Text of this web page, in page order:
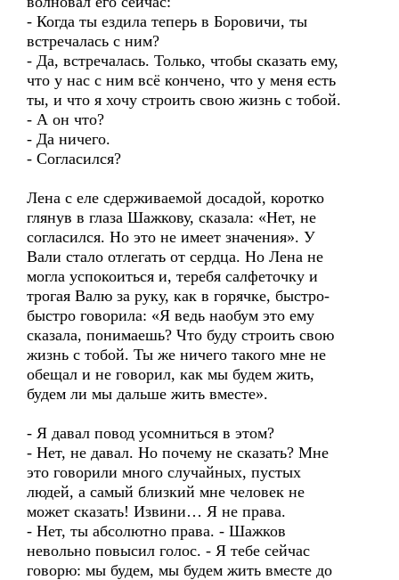
- Когда ты ездила теперь в Боровичи, ты
встречалась с ним?
- Да, встречалась. Только, чтобы сказать ему,
что у нас с ним всё кончено, что у меня есть
ты, и что я хочу строить свою жизнь с тобой.
- А он что?
- Да ничего.
- Согласился?
Лена с еле сдерживаемой досадой, коротко
глянув в глаза Шажкову, сказала: «Нет, не
согласился. Но это не имеет значения». У
Вали стало отлегать от сердца. Но Лена не
могла успокоиться и, теребя салфеточку и
трогая Валю за руку, как в горячке, быстро-
быстро говорила: «Я ведь наобум это ему
сказала, понимаешь? Что буду строить свою
жизнь с тобой. Ты же ничего такого мне не
обещал и не говорил, как мы будем жить,
будем ли мы дальше жить вместе».
- Я давал повод усомниться в этом?
- Нет, не давал. Но почему не сказать? Мне
это говорили много случайных, пустых
людей, а самый близкий мне человек не
может сказать! Извини… Я не права.
- Нет, ты абсолютно права. - Шажков
невольно повысил голос. - Я тебе сейчас
говорю: мы будем, мы будем жить вместе до